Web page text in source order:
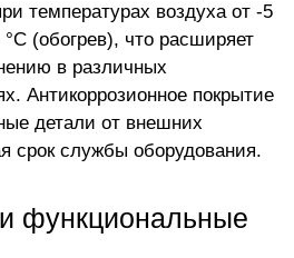
температурах воздуха от -5
(обогрев), что расширяет
в различных
Антикоррозионное покрытие
детали от внешних
срок службы оборудования.
функциональные